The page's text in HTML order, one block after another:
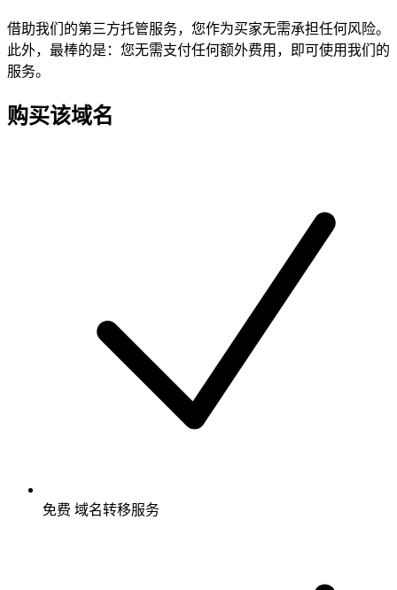
借助我们的第三方托管服务，您作为买家无需承担任何风险。
此外，最棒的是：您无需支付任何额外费用，即可使用我们的
服务。
购买该域名
免费 域名转移服务